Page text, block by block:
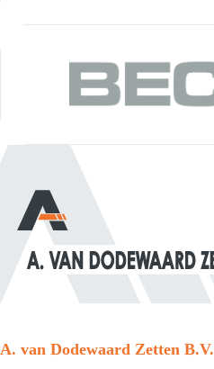
A. van Dodewaard Zetten B.V.